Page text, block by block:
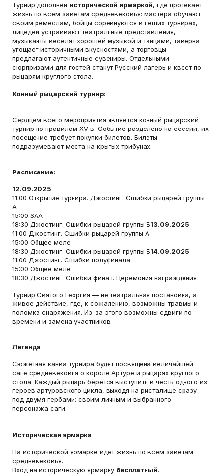
Турнир дополнен исторической ярмаркой, где протекает
жизнь по всем заветам средневековья: мастера обучают
своим ремеслам, бойцы соревнуются в пеших турнирах,
лицедеи устраивают театральные представления,
музыканты веселят хорошей музыкой и танцами, таверна
угощает историчными вкусностями, а торговцы -
предлагают аутентичные сувениры. Отдельными
сюрпризами для гостей станут Русский лагерь и квест по
рыцарям круглого стола.
Конный рыцарский турнир:
Сердцем всего мероприятия является конный рыцарский
турнир по правилам XV в. Событие разделено на сессии, их
посещение требует покупки билетов. Билеты
подразумевают места на крытых трибунах.
Расписание:
12.09.2025
11:00 Открытие турнира. Джостинг. Сшибки рыцарей группы
А
15:00 SAA
18:30 Джостинг. Сшибки рыцарей группы Б13.09.2025
11:00 Джостинг. Сшибки рыцарей группы А
15:00 Общее меле
18:30 Джостинг. Сшибки рыцарей группы Б14.09.2025
11:00 Джостинг. Сшибки полуфинала
15:00 Общее меле
18:30 Джостинг. Сшибки финал. Церемония награждения
Турнир Святого Георгия — не театральная постановка, а
живое действие, где, к сожалению, возможны травмы и
поломка снаряжения. Из-за этого возможны сдвиги по
времени и замена участников.
Легенда
Сюжетная канва турнира будет посвящена величайшей
саге средневековья о короле Артуре и рыцарях круглого
стола. Каждый рыцарь берется выступить в честь одного из
героев артуровского цикла, выходя на ристалище сразу
под двумя гербами: своим личным и выбранного
персонажа саги.
Историческая ярмарка
На исторической ярмарке идет жизнь по всем заветам
средневековья.
Вход на историческую ярмарку бесплатный.